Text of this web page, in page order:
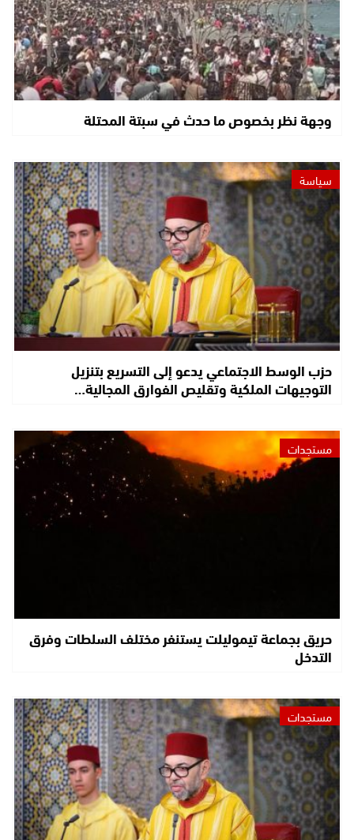
وجهة نظر بخصوص ما حدث في سبتة المحتلة
سياسة
حزب الوسط الاجتماعي يدعو إلى التسريع بتنزيل
التوجيهات الملكية وتقليص الفوارق المجالية…
مستجدات
حريق بجماعة تيموليلت يستنفر مختلف السلطات وفرق
التدخل
مستجدات